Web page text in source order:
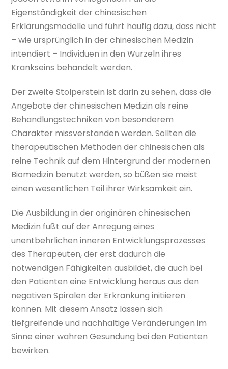
Eigenständigkeit der chinesischen
Erklärungsmodelle und führt häufig dazu, dass nicht
– wie ursprünglich in der chinesischen Medizin
intendiert – Individuen in den Wurzeln ihres
Krankseins behandelt werden.
Der zweite Stolperstein ist darin zu sehen, dass die
Angebote der chinesischen Medizin als reine
Behandlungstechniken von besonderem
Charakter missverstanden werden. Sollten die
therapeutischen Methoden der chinesischen als
reine Technik auf dem Hintergrund der modernen
Biomedizin benutzt werden, so büßen sie meist
einen wesentlichen Teil ihrer Wirksamkeit ein.
Die Ausbildung in der originären chinesischen
Medizin fußt auf der Anregung eines
unentbehrlichen inneren Entwicklungsprozesses
des Therapeuten, der erst dadurch die
notwendigen Fähigkeiten ausbildet, die auch bei
den Patienten eine Entwicklung heraus aus den
negativen Spiralen der Erkrankung initiieren
können. Mit diesem Ansatz lassen sich
tiefgreifende und nachhaltige Veränderungen im
Sinne einer wahren Gesundung bei den Patienten
bewirken.